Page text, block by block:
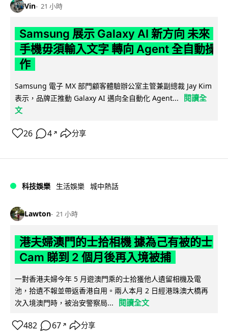
Vin 21 小時
Samsung 展示 Galaxy AI 新方向 未來
手機毋須輸入文字 轉向 Agent 全自動操
作
Samsung 電子 MX 部門顧客體驗辦公室主管兼副總裁 Jay Kim
表示，品牌正推動 Galaxy AI 邁向全自動化 Agent...
閱讀全
文
26 4 ↗ 分享
科技娛樂 生活娛樂 城中熱話
Lawton 21 小時
港夫婦澳門的士拾相機 據為己有被的士
Cam 睇到 2 個月後再入境被捕
一對香港夫婦今年 5 月遊澳門乘的士拾獲他人遺留相機及電
池，拾遺不報並帶返香港自用。兩人本月 2 日經港珠澳大橋再
次入境澳門時，被治安警察局...
閱讀全文
482 67 ↗ 分享